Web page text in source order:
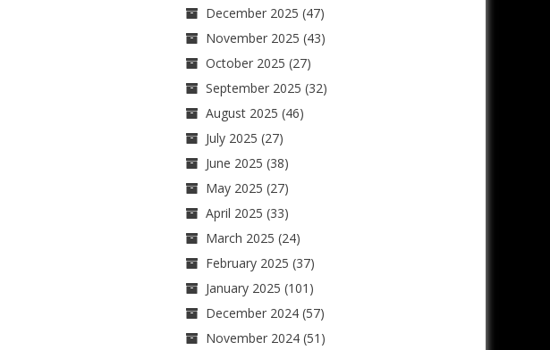
December 2025 (47)
November 2025 (43)
October 2025 (27)
September 2025 (32)
August 2025 (46)
July 2025 (27)
June 2025 (38)
May 2025 (27)
April 2025 (33)
March 2025 (24)
February 2025 (37)
January 2025 (101)
December 2024(57)
November 2024(51)